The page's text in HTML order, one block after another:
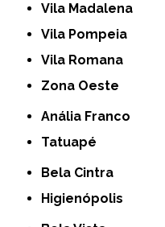
Vila Madalena
Vila Pompeia
Vila Romana
Zona Oeste
Anália Franco
Tatuapé
Bela Cintra
Higienópolis